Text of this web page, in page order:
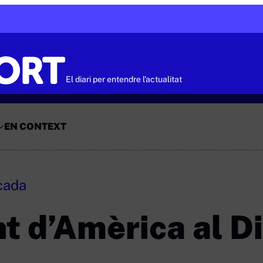
El diari per entendre l'actualitat
EN CONTEXT
d’Amèrica al